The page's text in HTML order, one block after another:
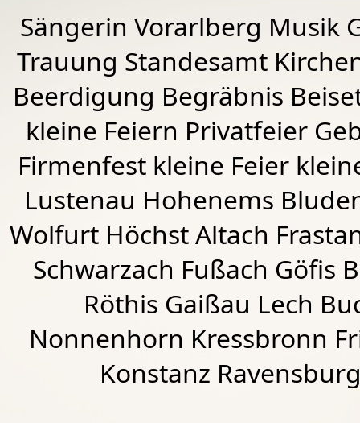
Sängerin Vorarlberg Musik
Trauung Standesamt
Beerdigung Begräbnis
kleine Feiern Privatfeier
Firmenfest kleine Feier
Lustenau Hohenems
Wolfurt HöchstAltach
Schwarzach Fußach Göfis
Röthis Gaißau Lech
Nonnenhorn Kressbronn
Konstanz